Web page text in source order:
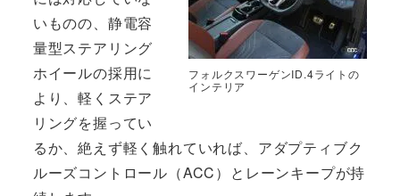
フォルクスワーゲンID.4ライトの
インテリア
いものの、静電容
量型ステアリング
ホイールの採用に
より、軽くステア
リングを握ってい
るか、絶えず軽く触れていれば、アダプティブク
ルーズコントロール（ACC）とレーンキープが持